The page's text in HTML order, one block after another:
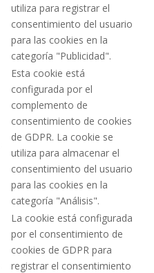
utiliza para registrar el
consentimiento del usuario
para las cookies en la
categoría "Publicidad".
Esta cookie está
configurada por el
complemento de
consentimiento de cookies
de GDPR. La cookie se
utiliza para almacenar el
consentimiento del usuario
para las cookies en la
categoría "Análisis".
La cookie está configurada
por el consentimiento de
cookies de GDPR para
registrar el consentimiento